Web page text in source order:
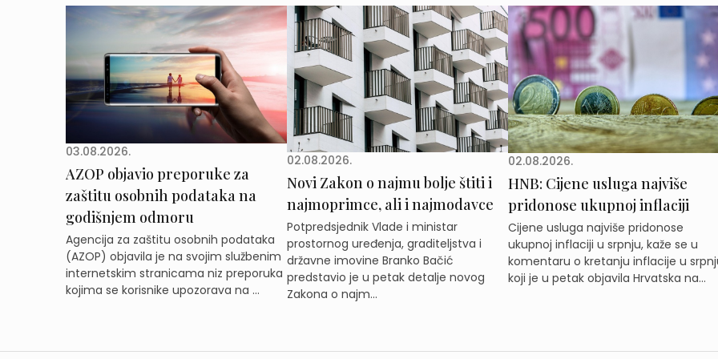
03.08.2026.
AZOP objavio preporuke za
zaštitu osobnih podataka na
godišnjem odmoru
Agencija za zaštitu osobnih podataka
(AZOP) objavila je na svojim službenim
internetskim stranicama niz preporuka
kojima se korisnike upozorava na ...
02.08.2026.
Novi Zakon o najmu bolje štiti i
najmoprimce, ali i najmodavce
Potpredsjednik Vlade i ministar
prostornog uređenja, graditeljstva i
državne imovine Branko Bačić
predstavio je u petak detalje novog
Zakona o najm...
02.08.2026.
HNB: Cijene usluga najviše
pridonose ukupnoj inflaciji
Cijene usluga najviše pridonose
ukupnoj inflaciji u srpnju, kaže se u
komentaru o kretanju inflacije u
koji je u petak objavila Hrvatska na...